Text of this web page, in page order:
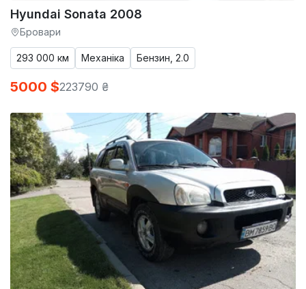
Hyundai Sonata 2008
Бровари
293 000 км Механіка Бензин, 2.0
5000 $223790 ₴